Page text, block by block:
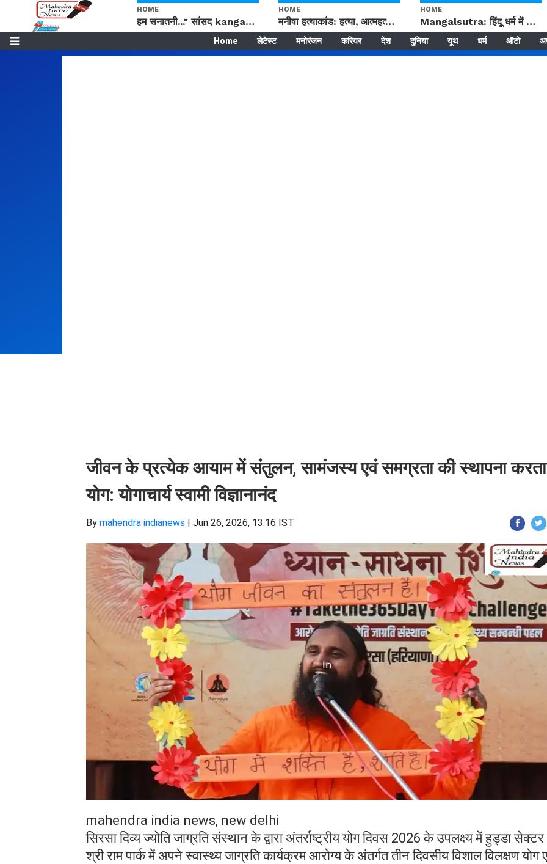
HOME
हम सनातनी..." सांसद kangana Ranaut से क्या बोली लड़की? Viral Jantar-Mantar | CJP protest
HOME
मनीषा हत्याकांड: हत्या, आत्महत्या या कोई बड़ा राज? | Full Story | Josh Haryana
HOME
Mangalsutra: हिंदू धर्म में शादी के बाद मंगलसूत्र क्यों पहनती है महिलाएं, किसने शुरु की ये परंपरा
Home लेटेस्ट मनोरंजन करियर देश दुनिया यूथ धर्म ऑटो
जीवन के प्रत्येक आयाम में संतुलन, सामंजस्य एवं समग्रता की स्थापना
योग: योगाचार्य स्वामी विज्ञानानंद
By mahendra indianews | Jun 26, 2026, 13:16 IST
mahendra india news, new delhi
सिरसा दिव्य ज्योति जाग्रति संस्थान के द्वारा अंतर्राष्ट्रीय योग दिवस 2026 के उपलक्ष्य में हुड्डा
श्री राम पार्क में अपने स्वास्थ्य जाग्रति कार्यक्रम आरोग्य के अंतर्गत तीन दिवसीय विशाल विलक्षण योग